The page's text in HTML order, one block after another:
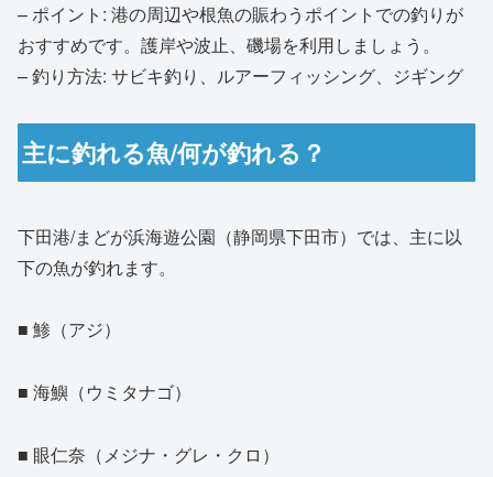
– ポイント: 港の周辺や根魚の賑わうポイントでの釣りが
おすすめです。護岸や波止、磯場を利用しましょう。
– 釣り方法: サビキ釣り、ルアーフィッシング、ジギング
主に釣れる魚/何が釣れる？
下田港/まどが浜海遊公園（静岡県下田市）では、主に以
下の魚が釣れます。
■ 鯵（アジ）
■ 海鱮（ウミタナゴ）
■ 眼仁奈（メジナ・グレ・クロ）